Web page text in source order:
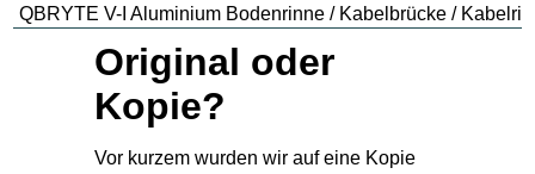
QBRYTE V-I Aluminium Bodenrinne / Kabelbrücke /
Original oder
Kopie?
Vor kurzem wurden wir auf eine Kopie